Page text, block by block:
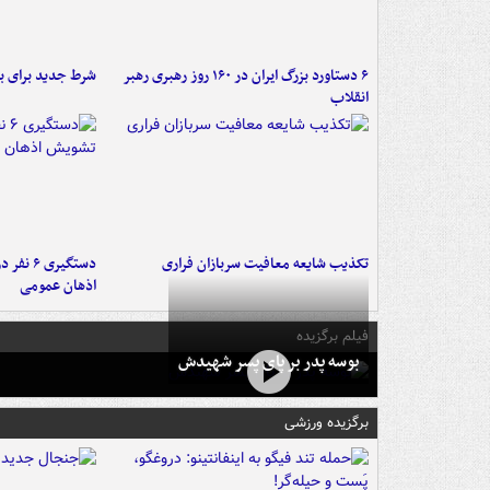
۶ دستاورد بزرگ ایران در ۱۶۰ روز رهبری رهبر
انقلاب
شرط جدید برای
تکذیب شایعه معافیت سربازان فراری
اذهان عمومی
فیلم برگزیده
بوسه‌ پدر بر پای پسر شهیدش
برگزیده ورزشی